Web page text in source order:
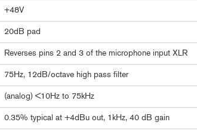
+48V
20dB pad
Reverses pins 2 and 3 of the microphone input XLR
75Hz, 12dB/octave high pass filter
(analog) <10Hz to 75kHz
0.35% typical at +4dBu out, 1kHz, 40 dB gain